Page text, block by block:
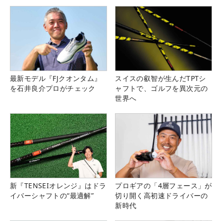
最新モデル『FJクオンタム』
を石井良介プロがチェック
スイスの叡智が生んだTPTシ
ャフトで、ゴルフを異次元の
世界へ
新『TENSEIオレンジ』はドラ
イバーシャフトの“最適解”
プロギアの「4層フェース」が
切り開く高初速ドライバーの
新時代